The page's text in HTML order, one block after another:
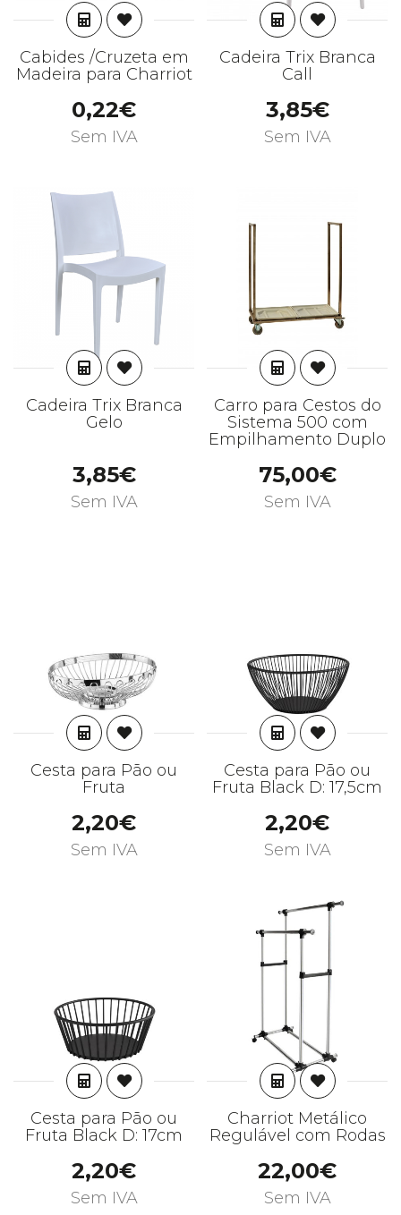
ADICIONAR
Cabides /Cruzeta em
Madeira para Charriot
0,22€
Sem IVA
ADICIONAR
Cadeira Trix Branca
Call
3,85€
Sem IVA
ADICIONAR
Cadeira Trix Branca
Gelo
3,85€
Sem IVA
ADICIONAR
Carro para Cestos do
Sistema 500 com
Empilhamento Duplo
75,00€
Sem IVA
ADICIONAR
Cesta para Pão ou
Fruta
2,20€
Sem IVA
ADICIONAR
Cesta para Pão ou
Fruta Black D: 17,5cm
2,20€
Sem IVA
ADICIONAR
Cesta para Pão ou
Fruta Black D: 17cm
2,20€
Sem IVA
ADICIONAR
Charriot Metálico
Regulável com Rodas
22,00€
Sem IVA